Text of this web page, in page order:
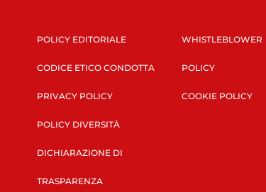
POLICY EDITORIALE
CODICE ETICO CONDOTTA
PRIVACY POLICY
POLICY DIVERSITÀ
DICHIARAZIONE DI
TRASPARENZA
WHISTLEBLOWER
POLICY
COOKIE POLICY